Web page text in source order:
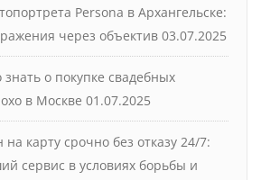
Persona в Архангельске:
через объектив 03.07.2025
о покупке свадебных
в Москве 01.07.2025
карту срочно без отказу 24/7:
сервис в условиях борьбы и